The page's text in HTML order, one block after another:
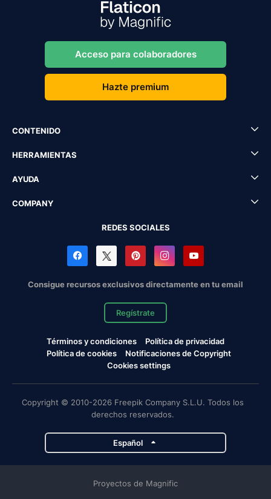
Acceso para colaboradores
Hazte premium
CONTENIDO
HERRAMIENTAS
AYUDA
COMPANY
REDES SOCIALES
Consigue recursos exclusivos directamente en tu email
Regístrate
Términos y condiciones
Política de privacidad
Política de cookies
Notificaciones de Copyright
Cookies settings
Copyright © 2010-2026 Freepik Company S.L.U. Todos los
derechos reservados.
Español
Proyectos de Magnific